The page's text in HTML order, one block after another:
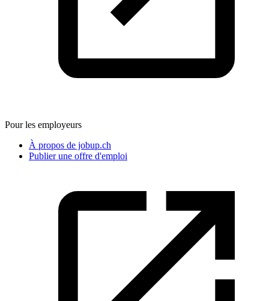
Pour les employeurs
À propos de jobup.ch
Publier une offre d'emploi